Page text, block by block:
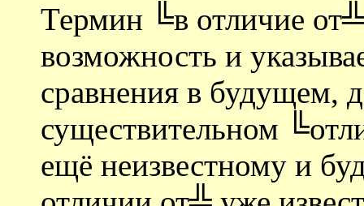
Термин ╚в отличие от╩
возможность и
сравнения в будущем,
существительном
ещё неизвестному и